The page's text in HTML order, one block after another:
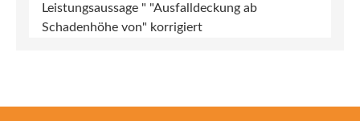
Leistungsaussage " "Ausfalldeckung ab
Schadenhöhe von" korrigiert